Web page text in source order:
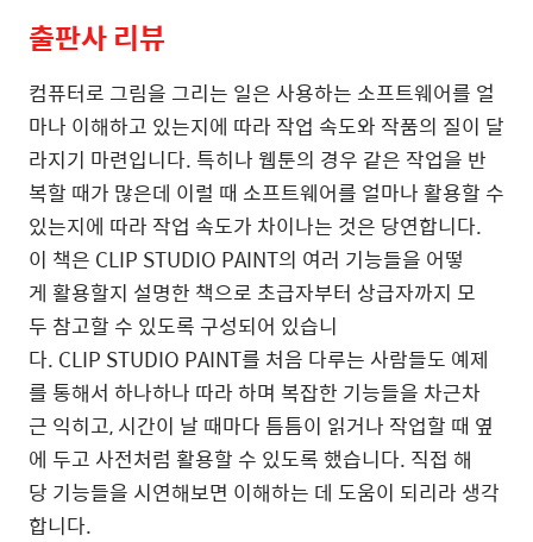
출판사 리뷰
컴퓨터로 그림을 그리는 일은 사용하는 소프트웨어를 얼
마나 이해하고 있는지에 따라 작업 속도와 작품의 질이 달
라지기 마련입니다. 특히나 웹툰의 경우 같은 작업을 반
복할 때가 많은데 이럴 때 소프트웨어를 얼마나 활용할 수
있는지에 따라 작업 속도가 차이나는 것은 당연합니다.
이 책은 CLIP STUDIO PAINT의 여러 기능들을 어떻
게 활용할지 설명한 책으로 초급자부터 상급자까지 모
두 참고할 수 있도록 구성되어 있습니
다. CLIP STUDIO PAINT를 처음 다루는 사람들도 예제
를 통해서 하나하나 따라 하며 복잡한 기능들을 차근차
근 익히고, 시간이 날 때마다 틈틈이 읽거나 작업할 때 옆
에 두고 사전처럼 활용할 수 있도록 했습니다. 직접 해
당 기능들을 시연해보면 이해하는 데 도움이 되리라 생각
합니다.